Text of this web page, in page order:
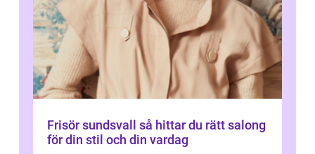
Frisör sundsvall så hittar du rätt salong
för din stil och din vardag